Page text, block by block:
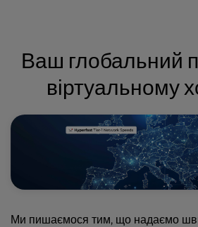
Ваш глобальний
віртуальному
Ми пишаємося тим, що надаємо